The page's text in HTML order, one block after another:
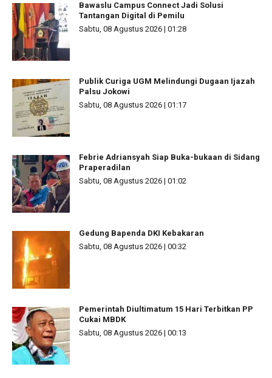
Bawaslu Campus Connect Jadi Solusi
Tantangan Digital di Pemilu
Sabtu, 08 Agustus 2026 | 01:28
Publik Curiga UGM Melindungi Dugaan Ijazah
Palsu Jokowi
Sabtu, 08 Agustus 2026 | 01:17
Febrie Adriansyah Siap Buka-bukaan di Sidang
Praperadilan
Sabtu, 08 Agustus 2026 | 01:02
Gedung Bapenda DKI Kebakaran
Sabtu, 08 Agustus 2026 | 00:32
Pemerintah Diultimatum 15 Hari Terbitkan PP
Cukai MBDK
Sabtu, 08 Agustus 2026 | 00:13